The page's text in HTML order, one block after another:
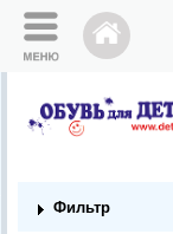
Фильтр